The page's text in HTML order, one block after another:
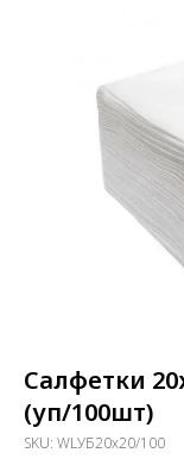
Салфетки
(уп/100шт)
SKU: WLУБ20х20/100